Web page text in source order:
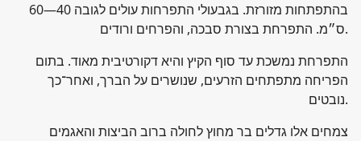
בהתפתחות מזורזת. בגבעולי התפרחות עולים לגובה 40—60
ס״מ. התפרחת בצורת סבכה, והפרחים ורודים.
התפרחת נמשכת עד סוף הקיץ והיא דקורטיבית מאוד. בתום
הפריחה מתפתחים הזרעים, שנושרים על הברך, ואחר־כך
נובטים.
צמחים אלו גדלים בר מחוץ לחולה ברוב הביצות והאגמים